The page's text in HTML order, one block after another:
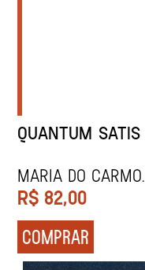
QUANTUM SATIS
Maria do Carmo
Ferreira
R$ 82,00
COMPRAR